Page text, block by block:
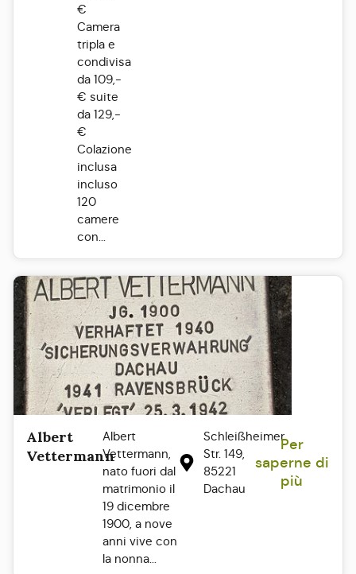
€
Camera
tripla e
condivisa
da 109,-
€ suite
da 129,-
€
Colazione
inclusa
incluso
120
camere
con...
Albert
Vettermann
Albert
Vettermann,
nato fuori dal
matrimonio il
19 dicembre
1900, a nove
anni vive con
la nonna...
Schleißheimer
Str. 149,
85221
Dachau
Per
saperne di
più